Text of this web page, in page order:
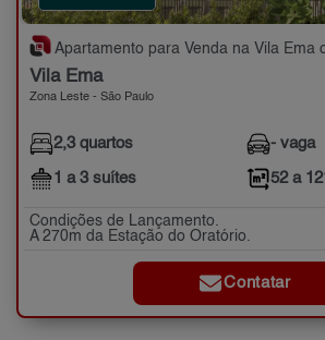
Apartamento para Venda na Vila Ema com
Vila Ema
Zona Leste - São Paulo
2,3 quartos
1 a 3 suítes
- vaga
52 a
Condições de Lançamento.
A 270m da Estação do Oratório.
Contatar